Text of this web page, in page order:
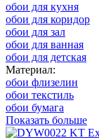
обои для кухня
обои для коридор
обои для зал
обои для ванная
обои для детская
Материал:
обои флизелин
обои текстиль
обои бумага
Показать больше